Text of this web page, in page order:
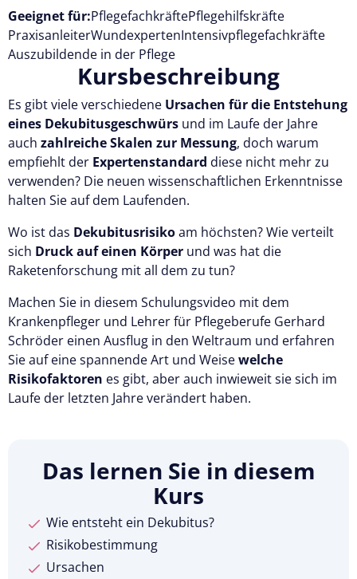
Geeignet für:PflegefachkräftePflegehilfskräfte
PraxisanleiterWundexpertenIntensivpflegefachkräfte
Auszubildende in der Pflege
Kursbeschreibung
Es gibt viele verschiedene Ursachen für die Entstehung
eines Dekubitusgeschwürs und im Laufe der Jahre
auch zahlreiche Skalen zur Messung, doch warum
empfiehlt der Expertenstandard diese nicht mehr zu
verwenden? Die neuen wissenschaftlichen Erkenntnisse
halten Sie auf dem Laufenden.
Wo ist das Dekubitusrisikoam höchsten? Wie verteilt
sich Druck auf einen Körper und was hat die
Raketenforschung mit all dem zu tun?
Machen Sie in diesem Schulungsvideo mit dem
Krankenpfleger und Lehrer für Pflegeberufe Gerhard
Schröder einen Ausflug in den Weltraum und erfahren
Sie auf eine spannende Art und Weisewelche
Risikofaktoren es gibt, aber auch inwieweit sie sich im
Laufe der letzten Jahre verändert haben.
Das lernen Sie in diesem
Kurs
Wie entsteht ein Dekubitus?
Risikobestimmung
Ursachen